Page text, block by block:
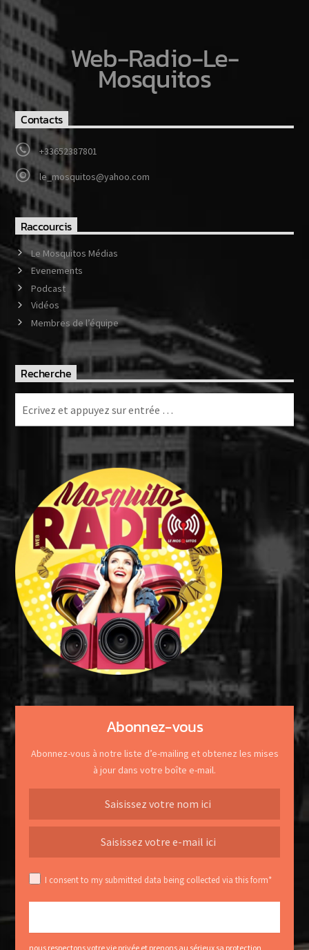
Web-Radio-Le-
Mosquitos
Contacts
+33652387801
le_mosquitos@yahoo.com
Raccourcis
Le Mosquitos Médias
Evenements
Podcast
Vidéos
Membres de l’équipe
Recherche
Abonnez-vous
Abonnez-vous à notre liste d’e-mailing et obtenez les mises
à jour dans votre boîte e-mail.
I consent to my submitted data being collected via this form*
nous respectons votre vie privée et prenons au sérieux sa protection